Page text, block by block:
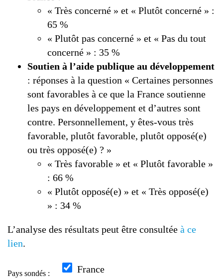
« Très concerné » et « Plutôt concerné » :
65 %
« Plutôt pas concerné » et « Pas du tout
concerné » : 35 %
Soutien à l’aide publique au développement
: réponses à la question « Certaines personnes
sont favorables à ce que la France soutienne
les pays en développement et d’autres sont
contre. Personnellement, y êtes-vous très
favorable, plutôt favorable, plutôt opposé(e)
ou très opposé(e) ? »
« Très favorable » et « Plutôt favorable »
: 66 %
« Plutôt opposé(e) » et « Très opposé(e)
» : 34 %
L’analyse des résultats peut être consultée à ce
lien.
Pays sondés : France